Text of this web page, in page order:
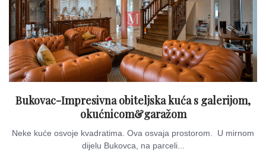
Bukovac-Impresivna obiteljska kuća s galerijom,
okućnicom&garažom
Neke kuće osvoje kvadratima. Ova osvaja prostorom. U mirnom
dijelu Bukovca, na parceli...